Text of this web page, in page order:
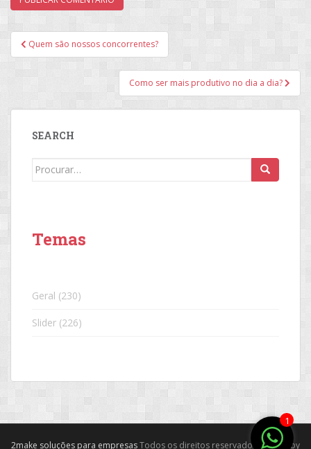
Navegação
de
Post
Quem são nossos concorrentes?
Como ser mais produtivo no dia a dia?
SEARCH
Search
Temas
Geral (230)
Slider (226)
2make soluções para empresasTodos os direitos reservados. Theme by
1